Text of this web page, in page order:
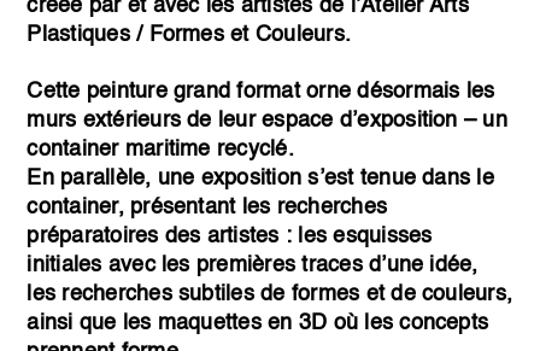
créée par et avec les artistes de l’Atelier Arts
Plastiques / Formes et Couleurs.
Cette peinture grand format orne désormais les
murs extérieurs de leur espace d’exposition – un
container maritime recyclé.
En parallèle, une exposition s’est tenue dans le
container, présentant les recherches
préparatoires des artistes : les esquisses
initiales avec les premières traces d’une idée,
les recherches subtiles de formes et de couleurs,
ainsi que les maquettes en 3D où les concepts